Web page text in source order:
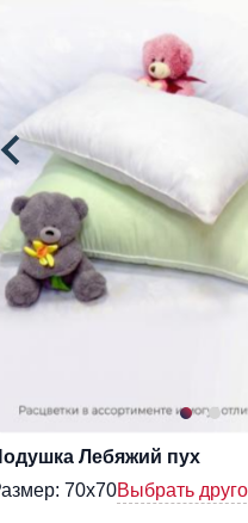
Лебяжий пух
70х70Выбрать